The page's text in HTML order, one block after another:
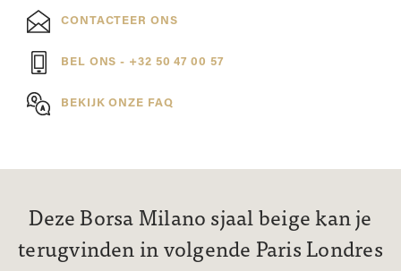
CONTACTEER ONS
BEL ONS - +32 50 47 00 57
BEKIJK ONZE FAQ
Deze Borsa Milano sjaal beige kan je
terugvinden in volgende Paris Londres